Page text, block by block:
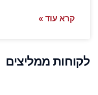
קרא עוד »
לקוחות ממליצים